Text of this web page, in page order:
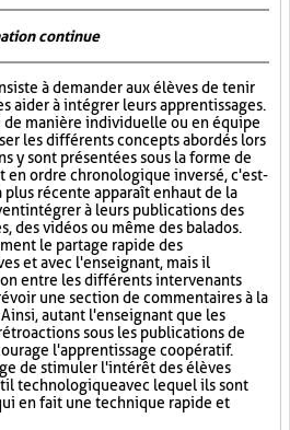
continue
à demander aux élèves de tenir
aider à intégrer leurs apprentissages.
manière individuelle ou en équipe
les différents concepts abordés lors
y sont présentées sous la forme de
en ordre chronologique inversé, c'est-
récente apparaît en haut de la
intégrer à leurs publications des
des vidéos ou même des balados.
le partage rapide des
et avec l'enseignant, mais il
entre les différents intervenants
une section de commentaires à la
autant l'enseignant que les
sous les publications de
l'apprentissage coopératif.
de stimuler l'intérêt des élèves
technologique avec lequel ils sont
en fait une technique rapide et